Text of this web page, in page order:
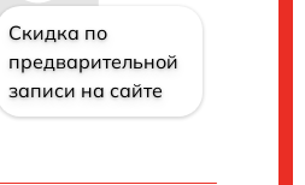
Скидка по
предварительной
записи на сайте